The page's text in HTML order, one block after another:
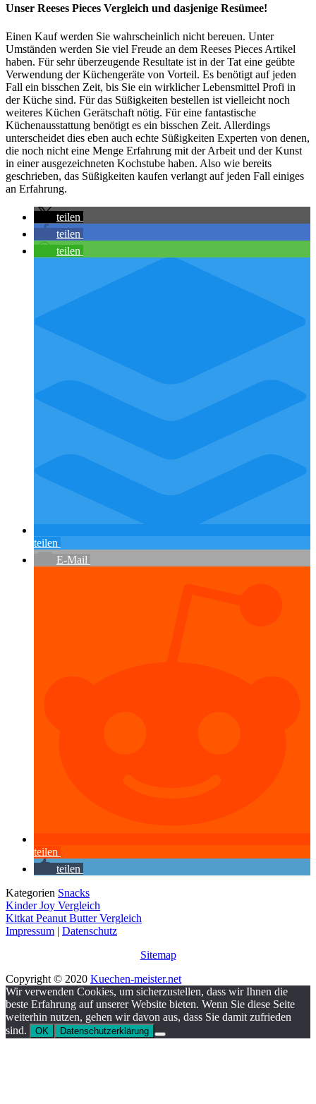
Unser Reeses Pieces Vergleich und dasjenige Resümee!
Einen Kauf werden Sie wahrscheinlich nicht bereuen. Unter
Umständen werden Sie viel Freude an dem Reeses Pieces Artikel
haben. Für sehr überzeugende Resultate ist in der Tat eine geübte
Verwendung der Küchengeräte von Vorteil. Es benötigt auf jeden
Fall ein bisschen Zeit, bis Sie ein wirklicher Lebensmittel Profi in
der Küche sind. Für das Süßigkeiten bestellen ist vielleicht noch
weiteres Küchen Gerätschaft nötig. Für eine fantastische
Küchenausstattung benötigt es ein bisschen Zeit. Allerdings
unterscheidet dies eben auch echte Süßigkeiten Experten von denen,
die noch nicht eine Menge Erfahrung mit der Arbeit und der Kunst
in einer ausgezeichneten Kochstube haben. Also wie bereits
geschrieben, das Süßigkeiten kaufen verlangt auf jeden Fall einiges
an Erfahrung.
teilen
teilen
teilen
teilen
E-Mail
teilen
teilen
Kategorien Snacks
Kinder Joy Vergleich
Kitkat Peanut Butter Vergleich
Impressum | Datenschutz
Sitemap
Copyright © 2020 Kuechen-meister.net
Wir verwenden Cookies, um sicherzustellen, dass wir Ihnen die
beste Erfahrung auf unserer Website bieten. Wenn Sie diese Seite
weiterhin nutzen, gehen wir davon aus, dass Sie damit zufrieden
sind.
OK Datenschutzerklärung